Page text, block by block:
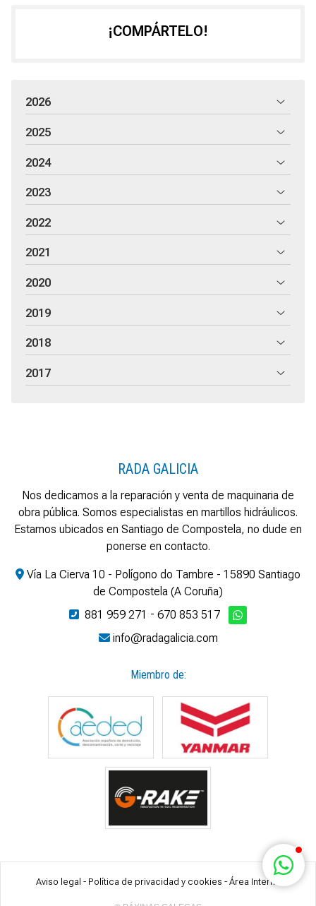
¡COMPÁRTELO!
2026
2025
2024
2023
2022
2021
2020
2019
2018
2017
RADA GALICIA
Nos dedicamos a la reparación y venta de maquinaria de
obra pública. Somos especialistas en martillos hidráulicos.
Estamos ubicados en Santiago de Compostela, no dude en
ponerse en contacto.
Vía La Cierva 10 - Polígono do Tambre - 15890 Santiago
de Compostela (A Coruña)
881 959 271 - 670 853 517
info@radagalicia.com
Miembro de:
Aviso legal - Política de privacidad y cookies - Área Interna